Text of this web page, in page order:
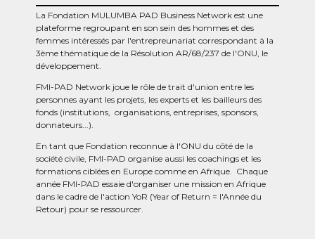
La Fondation MULUMBA PAD Business Network est une
plateforme regroupant en son sein des hommes et des
femmes intéressés par l'entrepreunariat correspondant à la
3ème thématique de la Résolution AR/68/237 de l'ONU, le
développement.
FMI-PAD Network joue le rôle de trait d'union entre les
personnes ayant les projets, les experts et les bailleurs des
fonds (institutions, organisations, entreprises, sponsors,
donnateurs...).
En tant que Fondation reconnue à l'ONU du côté de la
société civile, FMI-PAD organise aussi les coachings et les
formations ciblées en Europe comme en Afrique. Chaque
année FMI-PAD essaie d'organiser une mission en Afrique
dans le cadre de l'action YoR (Year of Return = l'Année du
Retour) pour se ressourcer.